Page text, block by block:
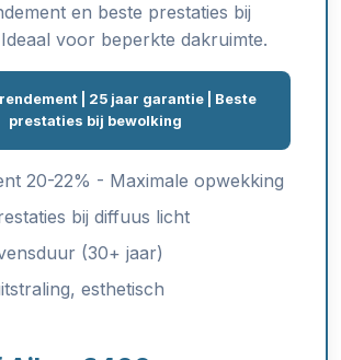
en beste prestaties bij
voor beperkte dakruimte.
| 25 jaar garantie | Beste
prestaties bij bewolking
20-22% - Maximale opwekking
bij diffuus licht
(30+ jaar)
esthetisch